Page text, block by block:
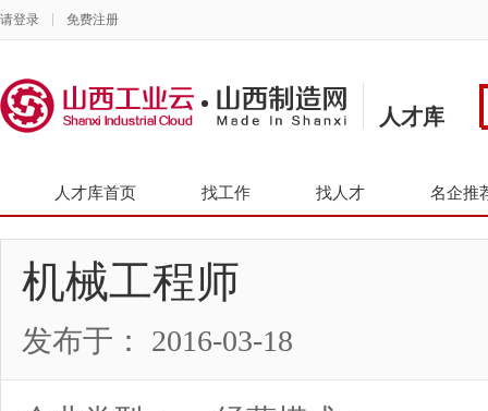
请登录 免费注册
人才库
人才库首页 找工作 找人才 名企推
机械工程师
发布于： 2016-03-18